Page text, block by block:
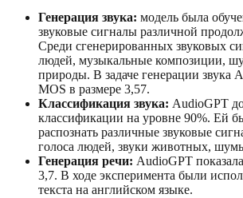
Генерация звука: модель была
звуковые сигналы различной
Среди сгенерированных звуковых
людей, музыкальные композиции,
природы. В задаче генерации звука
MOS в размере 3,57.
Классификация звука: AudioGPT
классификации на уровне 90%. Ей
распознать различные звуковые
голоса людей, звуки животных,
Генерация речи: AudioGPT
3,7. В ходе эксперимента были
текста на английском языке.